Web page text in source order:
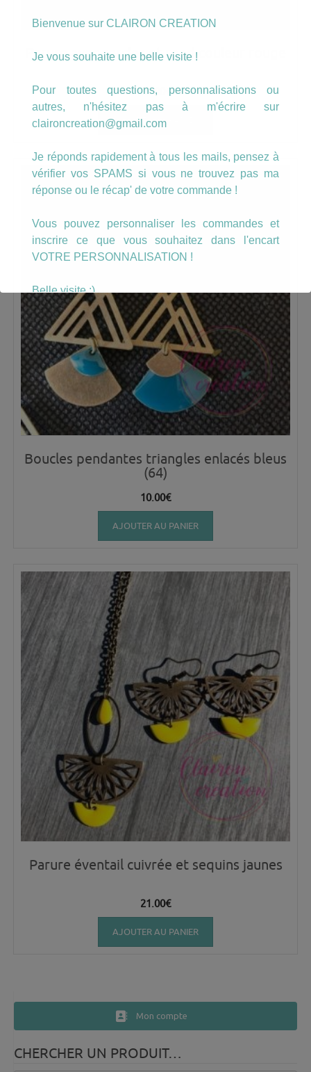
Parure avec cercles et rond couleur rouge
23.00 €
AJOUTER AU PANIER
Boucles pendantes triangles enlacés bleus
(64)
10.00€
AJOUTER AU PANIER
Parure éventail cuivrée et sequins jaunes
21.00€
AJOUTER AU PANIER
Mon compte
CHERCHER UN PRODUIT…
Bienvenue sur CLAIRON CREATION
Je vous souhaite une belle visite !
Pour toutes questions, personnalisations ou
autres, n'hésitez pas à m'écrire sur
claironcreation@gmail.com
Je réponds rapidement à tous les mails, pensez à
vérifier vos SPAMS si vous ne trouvez pas ma
réponse ou le récap' de votre commande !
Vous pouvez personnaliser les commandes et
inscrire ce que vous souhaitez dans l'encart
VOTRE PERSONNALISATION !
Belle visite :)